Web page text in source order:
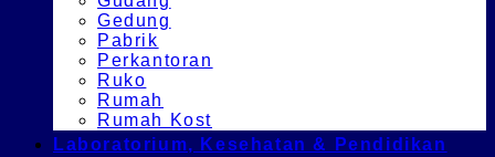
Gedung
Pabrik
Perkantoran
Ruko
Rumah
Rumah Kost
Laboratorium, Kesehatan & Pendidikan